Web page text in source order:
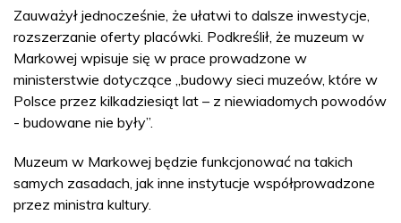
Zauważył jednocześnie, że ułatwi to dalsze inwestycje,
rozszerzanie oferty placówki. Podkreślił, że muzeum w
Markowej wpisuje się w prace prowadzone w
ministerstwie dotyczące „budowy sieci muzeów, które w
Polsce przez kilkadziesiąt lat – z niewiadomych powodów
- budowane nie były”.
Muzeum w Markowej będzie funkcjonować na takich
samych zasadach, jak inne instytucje współprowadzone
przez ministra kultury.